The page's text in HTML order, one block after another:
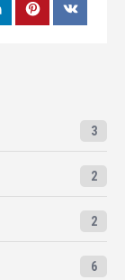
3
2
2
6